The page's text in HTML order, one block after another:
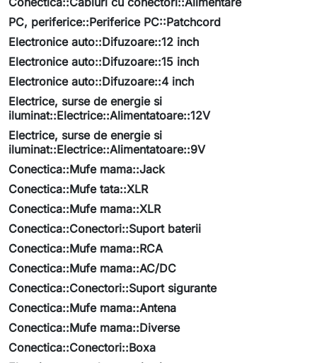
PC, periferice::Periferice PC::Patchcord
Electronice auto::Difuzoare::12 inch
Electronice auto::Difuzoare::15 inch
Electronice auto::Difuzoare::4 inch
Electrice, surse de energie si
iluminat::Electrice::Alimentatoare::12V
Electrice, surse de energie si
iluminat::Electrice::Alimentatoare::9V
Conectica::Mufe mama::Jack
Conectica::Mufe tata::XLR
Conectica::Mufe mama::XLR
Conectica::Conectori::Suport baterii
Conectica::Mufe mama::RCA
Conectica::Mufe mama::AC/DC
Conectica::Conectori::Suport sigurante
Conectica::Mufe mama::Antena
Conectica::Mufe mama::Diverse
Conectica::Conectori::Boxa